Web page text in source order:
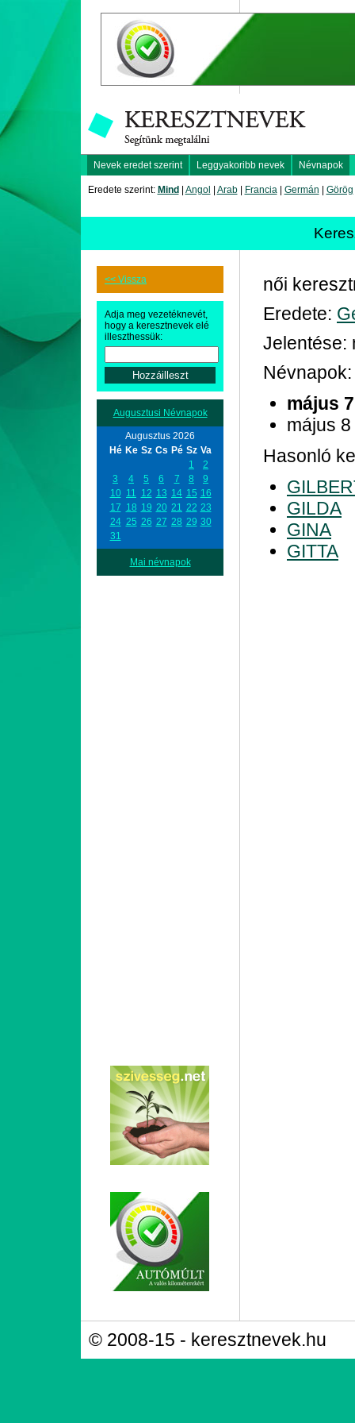
Nevek eredet szerint Leggyakoribb nevek Névnapok
Eredete szerint: Mind Angol Arab| Francia| Germán Görög
<< Vissza
Adja meg vezetéknevét,
hogy a keresztnevek elé
illeszthessük:
Augusztusi Névnapok
Augusztus 2026
Hé Ke Sz Cs Pé Sz Va
1
2
3
4 5 6 7 8
9
10 11 12 13 14 15 16
17 18 19 20 21 22 23
24 25 26 27 28 29 30
31
Mai névnapok
női
Eredete:
Jelentése:
Névnapok:
május 7
május 8
Hasonló
GILDA
GINA
GITTA
© 2008-15 - keresztnevek.hu